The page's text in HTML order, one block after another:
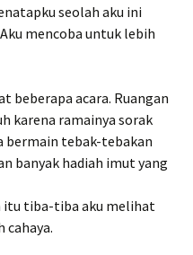
seolah aku ini
mencoba untuk lebih
beberapa acara. Ruangan
karena ramainya sorak
bermain tebak-tebakan
banyak hadiah imut yang
itu tiba-tiba aku melihat
cahaya.